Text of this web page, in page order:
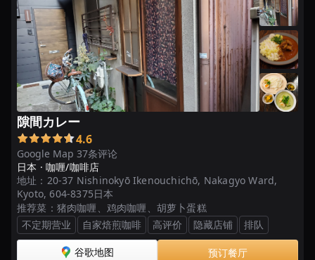
隙間カレー
Google Map 37条评论
4.6
日本 · 咖喱/咖啡店
地址： 20-37 Nishinokyō Ikenouchichō, Nakagyo Ward,
Kyoto, 604-8375日本
推荐菜： 猪肉咖喱、鸡肉咖喱、胡萝卜蛋糕
不定期营业
自家焙煎咖啡 高评价 隐藏店铺 排队
谷歌地图 预订餐厅